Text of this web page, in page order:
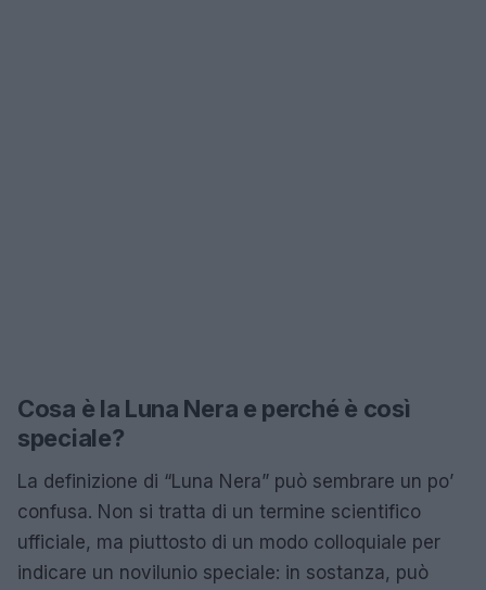
Cosa è la Luna Nera e perché è così
speciale?
La definizione di “Luna Nera” può sembrare un po’
confusa. Non si tratta di un termine scientifico
ufficiale, ma piuttosto di un modo colloquiale per
indicare un novilunio speciale: in sostanza, può